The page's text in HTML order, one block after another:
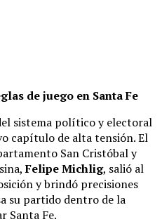
de juego en Santa Fe
sistema político y electoral
capítulo de alta tensión. El
San Cristóbal y
Felipe Michlig, salió al
y brindó precisiones
su partido dentro de la
Santa Fe.